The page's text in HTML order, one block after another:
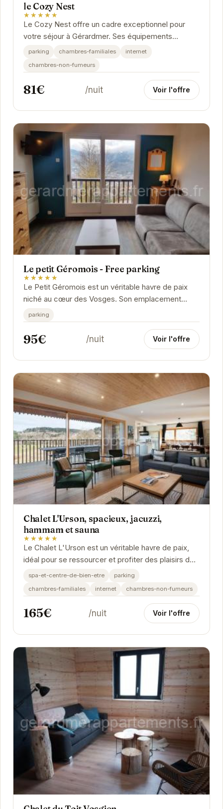
le Cozy Nest
★★★★★
Le Cozy Nest offre un cadre exceptionnel pour
votre séjour à Gérardmer. Ses équipements
modernes, son ambiance chaleureuse et sa
parking chambres-familiales
internet
chambres-non-fumeurs
81€ /nuit Voir l'offre
Le petit Géromois - Free parking
★★★★★
Le Petit Géromois est un véritable havre de paix
niché au cœur des Vosges. Son emplacement
privilégié offre un accès facile aux nombreuses...
parking
95€ /nuit Voir l'offre
Chalet L'Urson, spacieux, jacuzzi,
hammam et sauna
★★★★★
Le Chalet L'Urson est un véritable havre de paix,
idéal pour se ressourcer et profiter des plaisirs de
la montagne. Ses équipements de bien-être,...
spa-et-centre-de-bien-etre
parking
chambres-familiales
internet chambres-non-fumeurs
165€ /nuit Voir l'offre